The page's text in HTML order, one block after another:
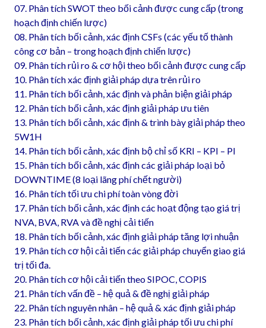
07. Phân tích SWOT theo bối cảnh được cung cấp (trong
hoạch định chiến lược)
08. Phân tích bối cảnh, xác định CSFs (các yếu tố thành
công cơ bản – trong hoạch định chiến lược)
09. Phân tích rủi ro & cơ hội theo bối cảnh được cung cấp
10. Phân tích xác định giải pháp dựa trên rủi ro
11. Phân tích bối cảnh, xác định và phản biện giải pháp
12. Phân tích bối cảnh, xác định giải pháp ưu tiên
13. Phân tích bối cảnh, xác định & trình bày giải pháp theo
5W1H
14. Phân tích bối cảnh, xác định bộ chỉ số KRI – KPI – PI
15. Phân tích bối cảnh, xác định các giải pháp loại bỏ
DOWNTIME (8 loại lãng phí chết người)
16. Phân tích tối ưu chi phí toàn vòng đời
17. Phân tích bối cảnh, xác định các hoạt động tạo giá trị
NVA, BVA, RVA và đề nghị cải tiến
18. Phân tích bối cảnh, xác định giải pháp tăng lợi nhuận
19. Phân tích cơ hội cải tiến các giải pháp chuyển giao giá
trị tối đa.
20. Phân tích cơ hội cải tiến theo SIPOC, COPIS
21. Phân tích vấn đề – hệ quả & đề nghị giải pháp
22. Phân tích nguyên nhân – hệ quả & xác định giải pháp
23. Phân tích bối cảnh, xác định giải pháp tối ưu chi phí